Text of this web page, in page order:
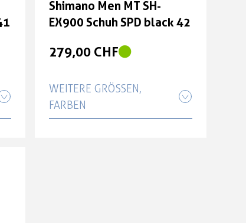
Shimano Men MT SH-
EX900 Schuh SPD black 42
279,00 CHF
WEITERE GRÖSSEN, F
ARBEN